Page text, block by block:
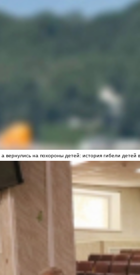
вернулись на похороны детей: история гибели детей